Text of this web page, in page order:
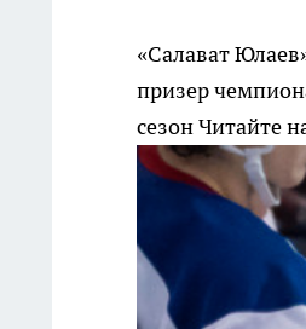
«Салават
призер
сезонЧитайте